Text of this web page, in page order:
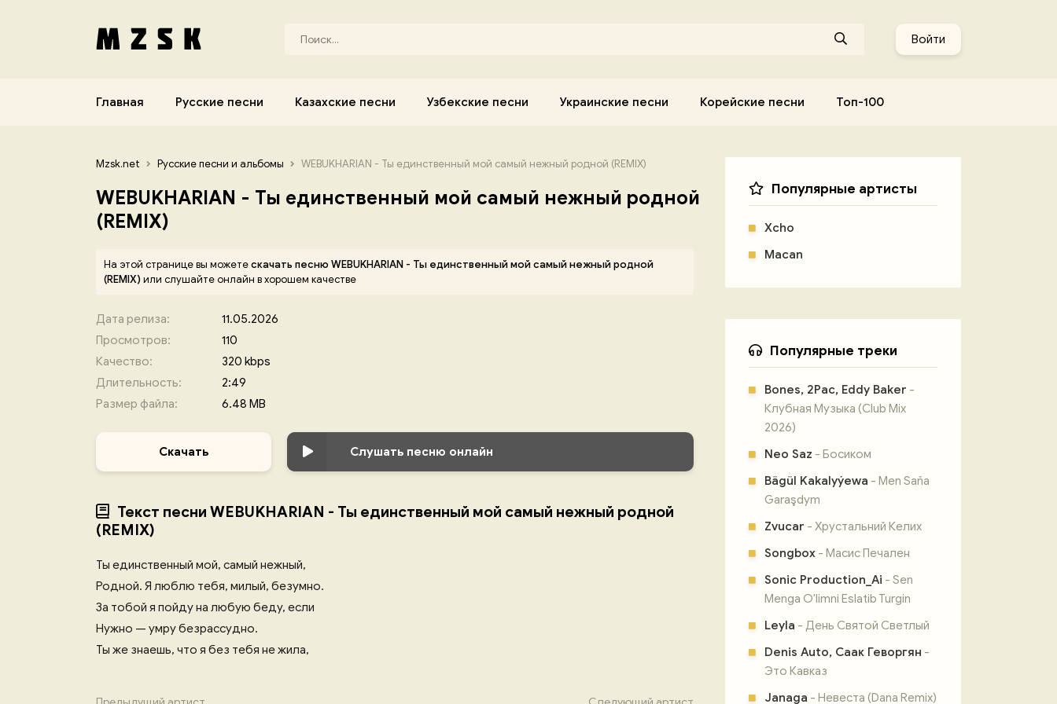
Войти
Главная Русские песни Казахские песни Узбекские песни Украинские песни Корейские песни Топ-100
Mzsk.net Русские песни и альбомы WEBUKHARIAN - Ты единственный мой самый нежный родной (REMIX)
WEBUKHARIAN - Ты единственный мой самый нежный родной
(REMIX)
На этой странице вы можетескачать песню WEBUKHARIAN - Ты единственный мой самый нежный родной
(REMIX)или слушайте онлайн в хорошем качестве
Дата релиза:
11.05.2026
Просмотров:
110
Качество:
320 kbps
Длительность:
2:49
Размер файла:
6.48 MB
Скачать Слушать песню онлайн
Текст песни WEBUKHARIAN - Ты единственный мой самый нежный родной
(REMIX)
Ты единственный мой, самый нежный,
Родной. Я люблю тебя, милый, безумно.
За тобой я пойду на любую беду, если
Нужно — умру безрассудно.
Ты же знаешь, что я без тебя не жила,
Популярные артисты
Xcho
Macan
Популярные треки
Bones, 2Pac, Eddy Baker -
Клубная Музыка (Club Mix
2026)
Neo Saz - Босиком
Bägül Kakalyýewa - Men Saňa
Garaşdym
Zvucar - Хрустальний Келих
Songbox - Масис Печален
Sonic Production_Ai - Sen
Menga O'limni Eslatib Turgin
Leyla - День Святой Светлый
Denis Auto, Саак Геворгян -
Это Кавказ
Janaga - Невеста (Dana Remix)